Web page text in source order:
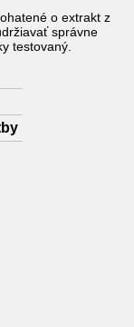
o extrakt z
správne
testovaný.